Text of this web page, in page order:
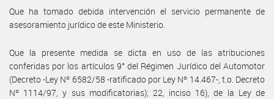
Que ha tomado debida intervención el servicio permanente de
asesoramiento jurídico de este Ministerio.
Que la presente medida se dicta en uso de las atribuciones
conferidas por los artículos 9° del Régimen Jurídico del Automotor
(Decreto -Ley Nº 6582/58 -ratificado por Ley Nº 14.467-, t.o. Decreto
Nº 1114/97, y sus modificatorias); 22, inciso 16), de la Ley de